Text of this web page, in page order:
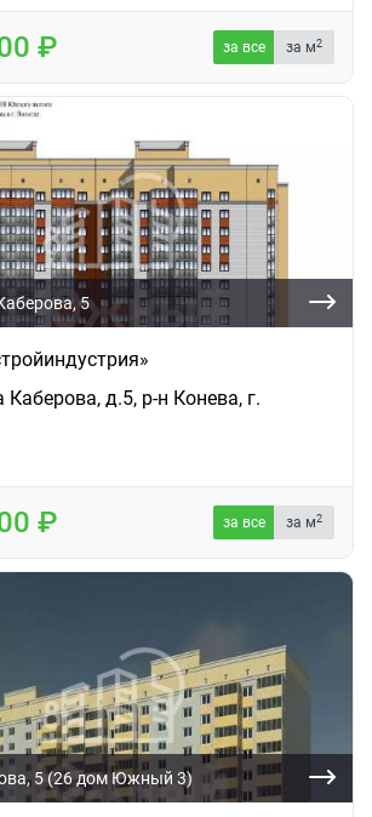
за все за м2
5
Каберова, д.5, р-н Конева, г.
за все за м2
5 (26 дом Южный 3)